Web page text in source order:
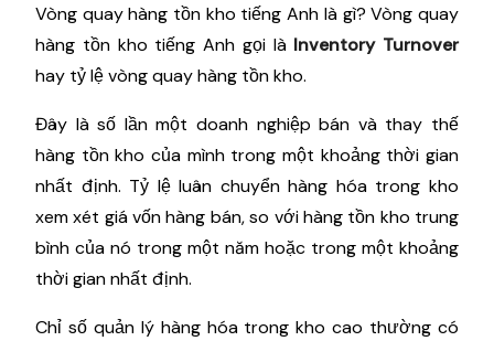
Vòng quay hàng tồn kho tiếng Anh là gì? Vòng quay
hàng tồn kho tiếng Anh gọi là Inventory Turnover
hay tỷ lệ vòng quay hàng tồn kho.
Đây là số lần một doanh nghiệp bán và thay thế
hàng tồn kho của mình trong một khoảng thời gian
nhất định. Tỷ lệ luân chuyển hàng hóa trong kho
xem xét giá vốn hàng bán, so với hàng tồn kho trung
bình của nó trong một năm hoặc trong một khoảng
thời gian nhất định.
Chỉ số quản lý hàng hóa trong kho cao thường có